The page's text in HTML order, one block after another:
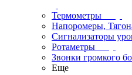
Термометры
Напоромеры,
Сигнализаторы
Ротаметры
Звонки громкого
Еще